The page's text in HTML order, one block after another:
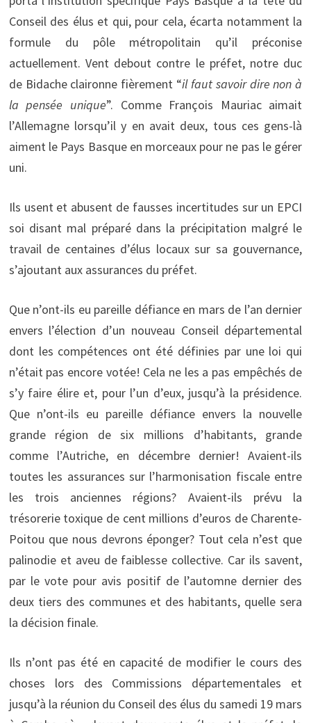
Conseil des élus et qui, pour cela, écarta notamment la
formule du pôle métropolitain qu’il préconise
actuellement. Vent debout contre le préfet, notre duc
de Bidache claironne fièrement “il faut savoir dire non à
la pensée unique”. Comme François Mauriac aimait
l’Allemagne lorsqu’il y en avait deux, tous ces gens-là
aiment le Pays Basque en morceaux pour ne pas le gérer
uni.
Ils usent et abusent de fausses incertitudes sur un EPCI
soi disant mal préparé dans la précipitation malgré le
travail de centaines d’élus locaux sur sa gouvernance,
s’ajoutant aux assurances du préfet.
Que n’ont-ils eu pareille défiance en mars de l’an dernier
envers l’élection d’un nouveau Conseil départemental
dont les compétences ont été définies par une loi qui
n’était pas encore votée! Cela ne les a pas empêchés de
s’y faire élire et, pour l’un d’eux, jusqu’à la présidence.
Que n’ont-ils eu pareille défiance envers la nouvelle
grande région de six millions d’habitants, grande
comme l’Autriche, en décembre dernier! Avaient-ils
toutes les assurances sur l’harmonisation fiscale entre
les trois anciennes régions? Avaient-ils prévu la
trésorerie toxique de cent millions d’euros de Charente-
Poitou que nous devrons éponger? Tout cela n’est que
palinodie et aveu de faiblesse collective. Car ils savent,
par le vote pour avis positif de l’automne dernier des
deux tiers des communes et des habitants, quelle sera
la décision finale.
Ils n’ont pas été en capacité de modifier le cours des
choses lors des Commissions départementales et
jusqu’à la réunion du Conseil des élus du samedi 19 mars